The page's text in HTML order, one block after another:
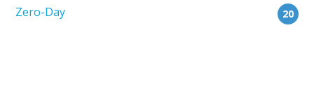
Zero-Day 20